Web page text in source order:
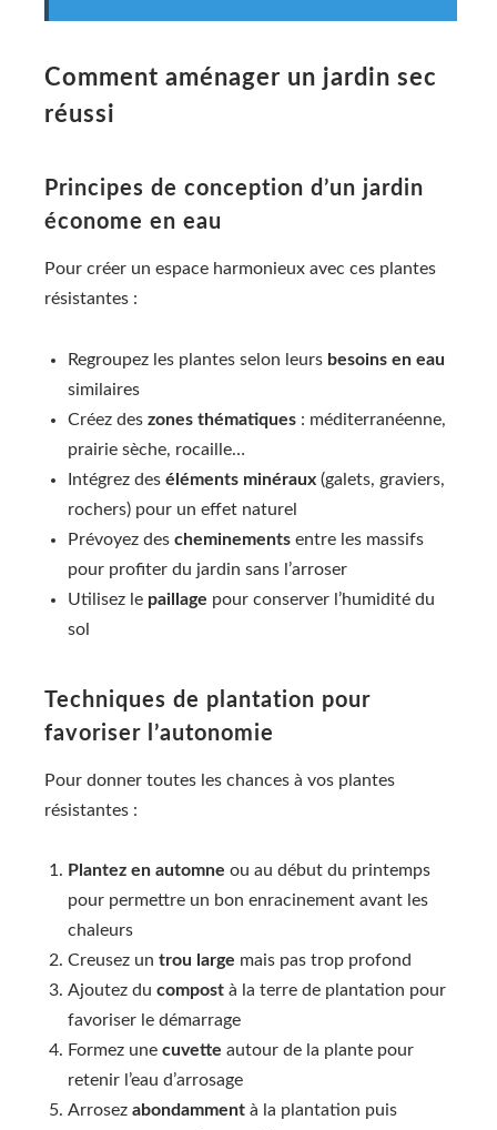
Comment aménager un jardin sec
réussi
Principes de conception d’un jardin
économe en eau
Pour créer un espace harmonieux avec ces plantes
résistantes :
Regroupez les plantes selon leurs besoins en eau
similaires
Créez des zones thématiques : méditerranéenne,
prairie sèche, rocaille…
Intégrez des éléments minéraux (galets, graviers,
rochers) pour un effet naturel
Prévoyez des cheminements entre les massifs
pour profiter du jardin sans l’arroser
Utilisez le paillage pour conserver l’humidité du
sol
Techniques de plantation pour
favoriser l’autonomie
Pour donner toutes les chances à vos plantes
résistantes :
Plantez en automne ou au début du printemps
pour permettre un bon enracinement avant les
chaleurs
Creusez un trou large mais pas trop profond
Ajoutez du compost à la terre de plantation pour
favoriser le démarrage
Formez une cuvette autour de la plante pour
retenir l’eau d’arrosage
Arrosez abondamment à la plantation puis